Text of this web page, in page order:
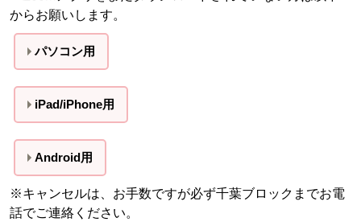
からお願いします。
パソコン用
iPad/iPhone用
Android用
※キャンセルは、お手数ですが必ず千葉ブロックまでお電
話でご連絡ください。